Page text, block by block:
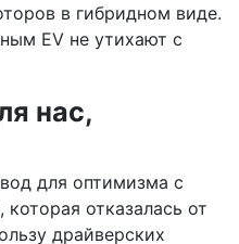
в гибридном виде.
EV не утихают с
нас,
для оптимизма с
отказалась от
драйверских